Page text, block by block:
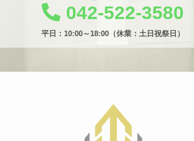
042-522-3580
平日：10:00～18:00（休業：土日祝祭日）